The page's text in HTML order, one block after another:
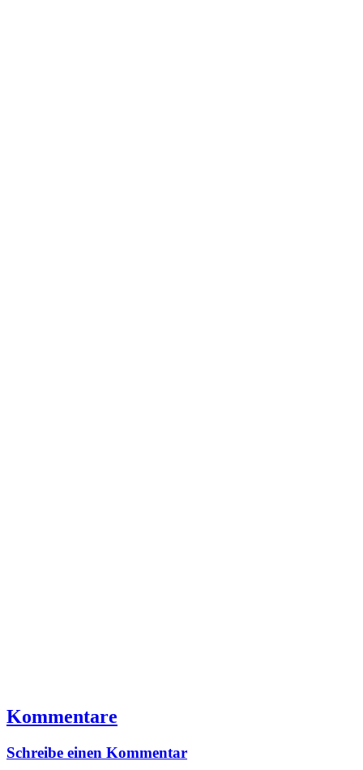
Kommentare
Schreibe einen Kommentar